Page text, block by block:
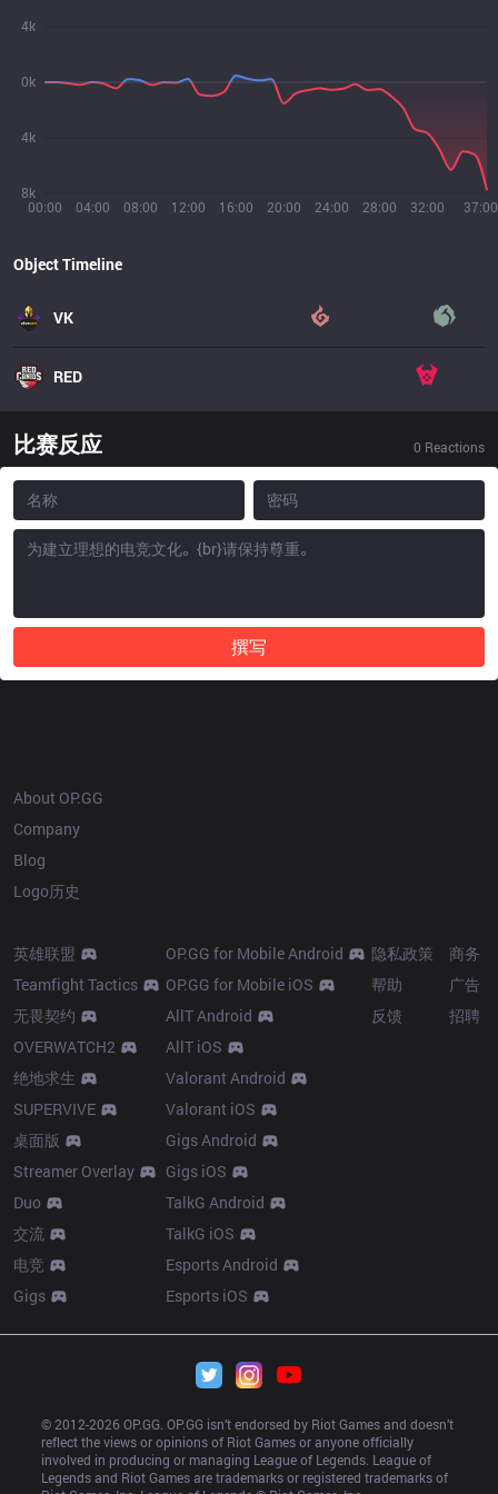
00:00 04:00 08:00 12:00 16:00 20:00 24:00 28:00 32:00 37:00
8k
4k
0k
4k
Object Timeline
VK
RED
比赛反应 0 Reactions
撰写
About OP.GG
Company
Blog
Logo历史
英雄联盟
Teamfight Tactics
无畏契约
OVERWATCH2
绝地求生
SUPERVIVE
桌面版
Streamer Overlay
Duo
交流
电竞
Gigs
OP.GG for Mobile Android
OP.GG for Mobile iOS
AllT Android
AllT iOS
Valorant Android
Valorant iOS
Gigs Android
Gigs iOS
TalkG Android
TalkG iOS
Esports Android
Esports iOS
隐私政策
帮助
反馈
商务
广告
招聘
© 2012-2026 OP.GG. OP.GG isn’t endorsed by Riot Games and doesn’t
reflect the views or opinions of Riot Games or anyone officially
involved in producing or managing League of Legends. League of
Legends and Riot Games are trademarks or registered trademarks of